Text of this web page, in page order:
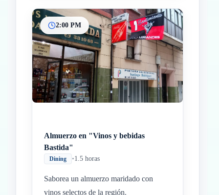
2:00 PM
Almuerzo en "Vinos y bebidas
Bastida"
Dining •1.5 horas
Saborea un almuerzo maridado con
vinos selectos de la región.